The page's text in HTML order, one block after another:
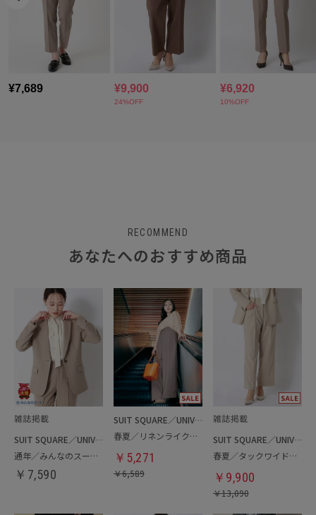
RECOMMEND
あなたへのおすすめ商品
SUIT SQUARE／UNIVERSAL LANGUAGE／WHITE
通年／みんなのスーツ／ジャケット
￥ 7,590
SUIT SQUARE／UNIVERSAL LANGUAGE／WHITE
春夏／リネンライクワイドパンツ
￥ 5,271
￥6,589
SUIT SQUARE／UNIVERSAL LANGUAGE／WHITE
春夏／タックワイドパンツ
￥ 9,900
￥13,090